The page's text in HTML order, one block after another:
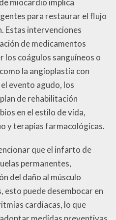
miocardio implica
para restaurar el flujo
Estas intervenciones
de medicamentos
coágulos sanguíneos o
la angioplastia con
evento agudo, los
de rehabilitación
en el estilo de vida,
y terapias farmacológicas.
que el infarto de
permanentes,
del daño al músculo
esto puede desembocar en
cardiacas, lo que